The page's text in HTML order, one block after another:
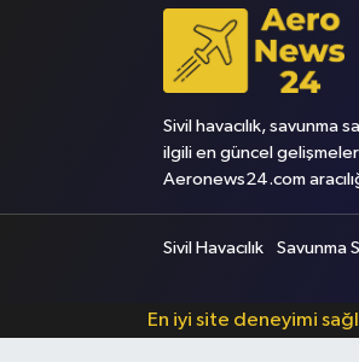
Sivil havacılık, savunma
ilgili en güncel
Aeronews24.com
Sivil Havacılık Savunma
En iyi site deneyimi